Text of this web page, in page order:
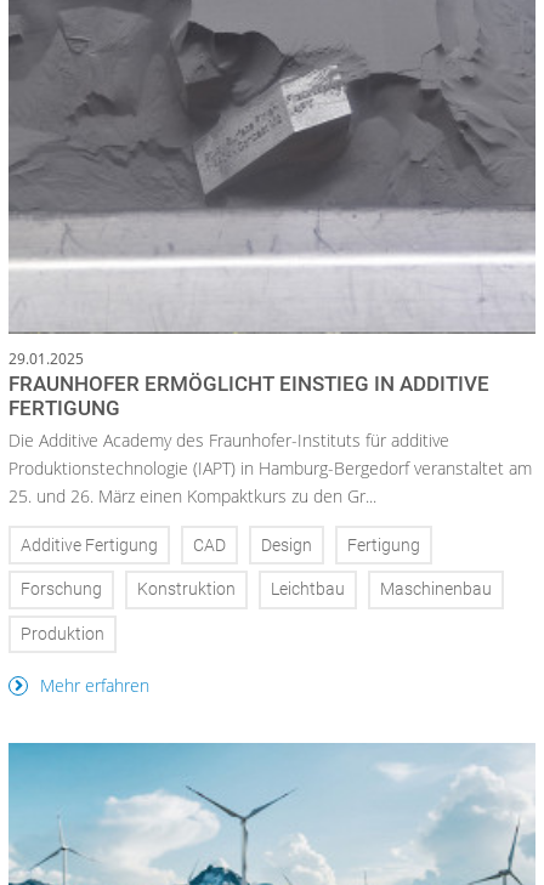
29.01.2025
FRAUNHOFER ERMÖGLICHT EINSTIEG IN ADDITIVE
FERTIGUNG
Die Additive Academy des Fraunhofer-Instituts für additive
Produktionstechnologie (IAPT) in Hamburg-Bergedorf veranstaltet am
25. und 26. März einen Kompaktkurs zu den Gr...
Additive Fertigung CAD Design Fertigung
Forschung Konstruktion Leichtbau Maschinenbau
Produktion
Mehr erfahren